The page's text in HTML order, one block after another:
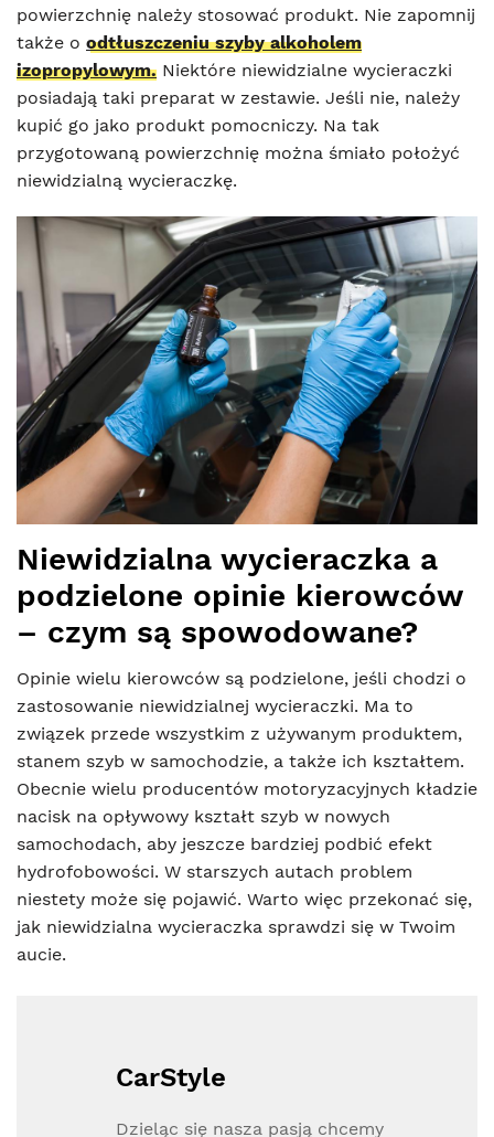
powierzchnię należy stosować produkt. Nie zapomnij
także o odtłuszczeniu szyby alkoholem
izopropylowym. Niektóre niewidzialne wycieraczki
posiadają taki preparat w zestawie. Jeśli nie, należy
kupić go jako produkt pomocniczy. Na tak
przygotowaną powierzchnię można śmiało położyć
niewidzialną wycieraczkę.
Niewidzialna wycieraczka a
podzielone opinie kierowców
– czym są spowodowane?
Opinie wielu kierowców są podzielone, jeśli chodzi o
zastosowanie niewidzialnej wycieraczki. Ma to
związek przede wszystkim z używanym produktem,
stanem szyb w samochodzie, a także ich kształtem.
Obecnie wielu producentów motoryzacyjnych kładzie
nacisk na opływowy kształt szyb w nowych
samochodach, aby jeszcze bardziej podbić efekt
hydrofobowości. W starszych autach problem
niestety może się pojawić. Warto więc przekonać się,
jak niewidzialna wycieraczka sprawdzi się w Twoim
aucie.
CarStyle
Dzieląc się nasza pasją chcemy